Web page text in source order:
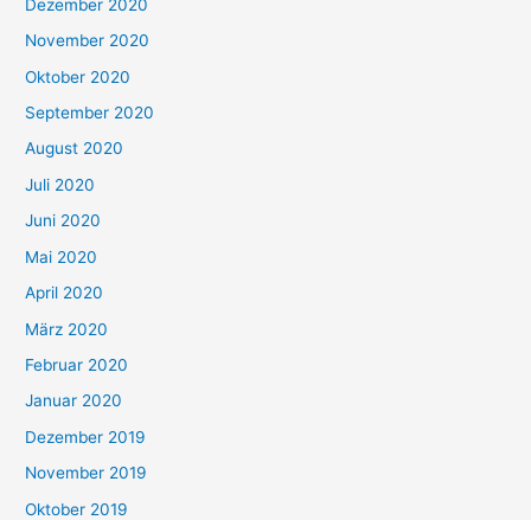
Dezember 2020
November 2020
Oktober 2020
September 2020
August 2020
Juli 2020
Juni 2020
Mai 2020
April 2020
März 2020
Februar 2020
Januar 2020
Dezember 2019
November 2019
Oktober 2019